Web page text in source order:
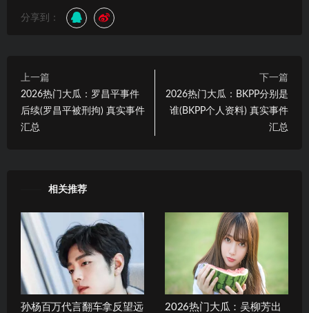
分享到：
上一篇
2026热门大瓜：罗昌平事件
后续(罗昌平被刑拘) 真实事件
汇总
下一篇
2026热门大瓜：BKPP分别是
谁(BKPP个人资料) 真实事件
汇总
相关推荐
孙杨百万代言翻车拿反望远 2026热门大瓜：吴柳芳出